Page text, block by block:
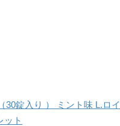
30錠入り ） ミント味 L.ロイ
ット